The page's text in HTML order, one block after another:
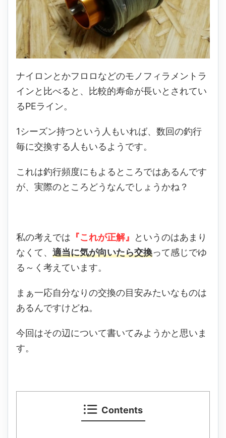
ナイロンとかフロロなどのモノフィラメントラ
インと比べると、比較的寿命が長いとされてい
るPEライン。
1シーズン持つという人もいれば、数回の釣行
毎に交換する人もいるようです。
これは釣行頻度にもよるところではあるんです
が、実際のところどうなんでしょうかね？
私の考えでは 『これが正解』
というのはあまり
なくて、 適当に気が向いたら交換って感じでゆ
る～く考えています。
まぁ一応自分なりの交換の目安みたいなものは
あるんですけどね。
今回はその辺について書いてみようかと思いま
す。
Contents